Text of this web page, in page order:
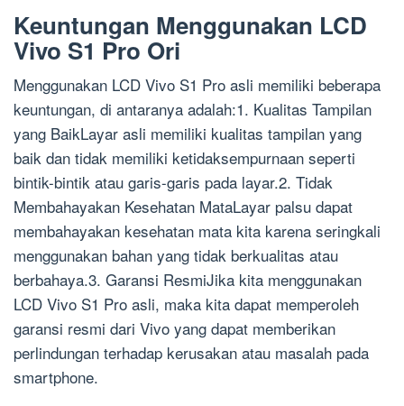
Keuntungan Menggunakan LCD
Vivo S1 Pro Ori
Menggunakan LCD Vivo S1 Pro asli memiliki beberapa
keuntungan, di antaranya adalah:1. Kualitas Tampilan
yang BaikLayar asli memiliki kualitas tampilan yang
baik dan tidak memiliki ketidaksempurnaan seperti
bintik-bintik atau garis-garis pada layar.2. Tidak
Membahayakan Kesehatan MataLayar palsu dapat
membahayakan kesehatan mata kita karena seringkali
menggunakan bahan yang tidak berkualitas atau
berbahaya.3. Garansi ResmiJika kita menggunakan
LCD Vivo S1 Pro asli, maka kita dapat memperoleh
garansi resmi dari Vivo yang dapat memberikan
perlindungan terhadap kerusakan atau masalah pada
smartphone.